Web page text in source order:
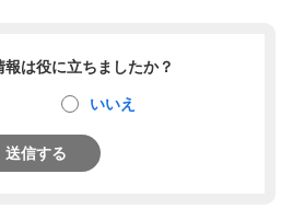
は役に立ちましたか？
いいえ
送信する